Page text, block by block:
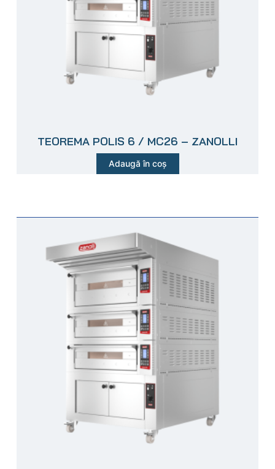
TEOREMA POLIS 6 / MC26 – ZANOLLI
Adaugă în coș